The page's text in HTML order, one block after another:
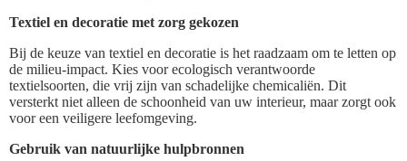
Textiel en decoratie met zorg gekozen
Bij de keuze van textiel en decoratie is het raadzaam om te letten op
de milieu-impact. Kies voor ecologisch verantwoorde
textielsoorten, die vrij zijn van schadelijke chemicaliën. Dit
versterkt niet alleen de schoonheid van uw interieur, maar zorgt ook
voor een veiligere leefomgeving.
Gebruik van natuurlijke hulpbronnen